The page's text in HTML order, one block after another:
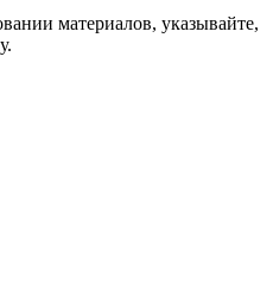
материалов, указывайте,